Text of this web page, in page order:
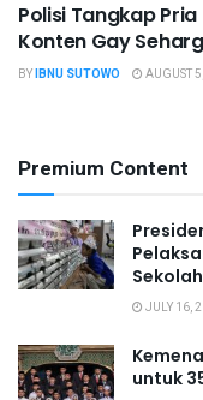
Polisi Tangkap
Konten Gay
BYIBNU SUTOWO AUGUST
Premium Content
Sekolah
JULY 16,
untuk